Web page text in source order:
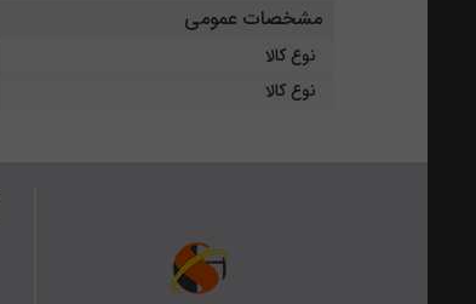
مشخصات عمومی
نوع کالا
نوع کالا